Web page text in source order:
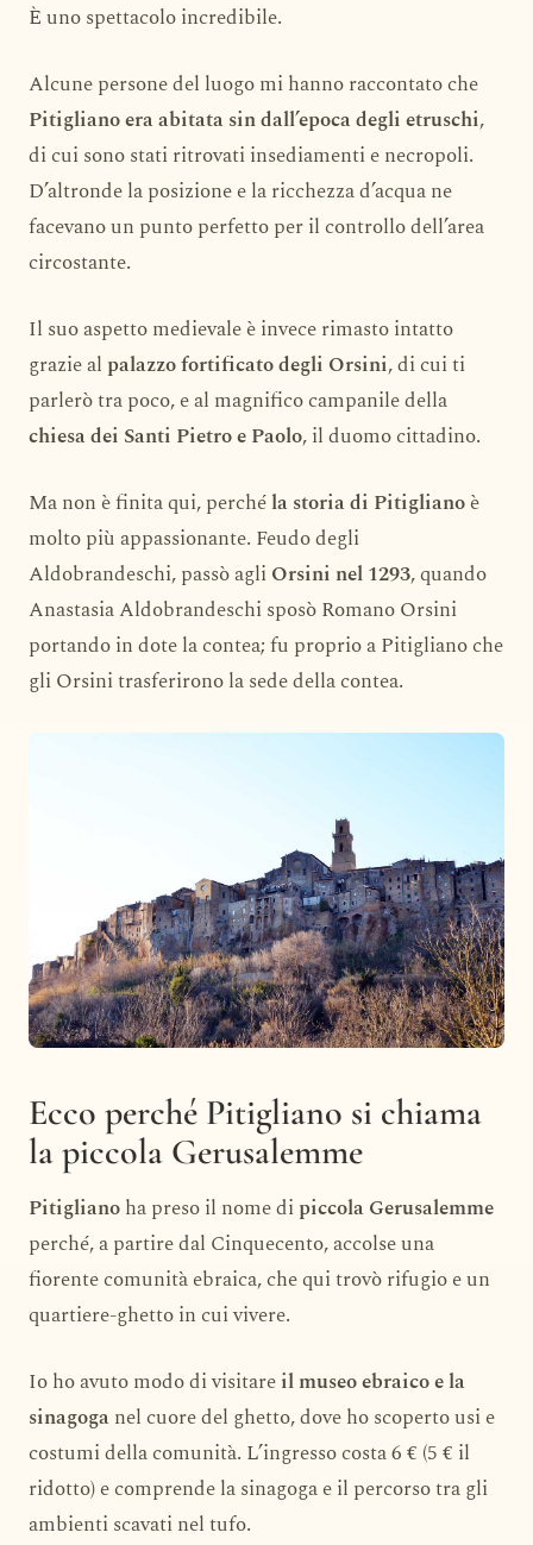
È uno spettacolo incredibile.
Alcune persone del luogo mi hanno raccontato che
Pitigliano era abitata sin dall’epoca degli etruschi,
di cui sono stati ritrovati insediamenti e necropoli.
D’altronde la posizione e la ricchezza d’acqua ne
facevano un punto perfetto per il controllo dell’area
circostante.
Il suo aspetto medievale è invece rimasto intatto
grazie al palazzo fortificato degli Orsini, di cui ti
parlerò tra poco, e al magnifico campanile della
chiesa dei Santi Pietro e Paolo, il duomo cittadino.
Ma non è finita qui, perchéla storia di Pitiglianoè
molto più appassionante. Feudo degli
Aldobrandeschi, passò agliOrsini nel 1293, quando
Anastasia Aldobrandeschi sposò Romano Orsini
portando in dote la contea; fu proprio a Pitigliano che
gli Orsini trasferirono la sede della contea.
Ecco perché Pitigliano si chiama
la piccola Gerusalemme
Pitiglianoha preso il nome dipiccola Gerusalemme
perché, a partire dal Cinquecento, accolse una
fiorente comunità ebraica, che qui trovò rifugio e un
quartiere-ghetto in cui vivere.
Io ho avuto modo di visitareil museo ebraico e la
sinagoganel cuore del ghetto, dove ho scoperto usi e
costumi della comunità. L’ingresso costa 6 € (5 € il
ridotto) e comprende la sinagoga e il percorso tra gli
ambienti scavati nel tufo.